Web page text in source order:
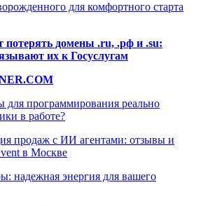
для комфортного старта
домены .ru, .рф и .su:
их к Госуслугам
программирования реально
в работе?
продаж с ИИ агентами: отзывы и
в Москве
надежная энергия для вашего